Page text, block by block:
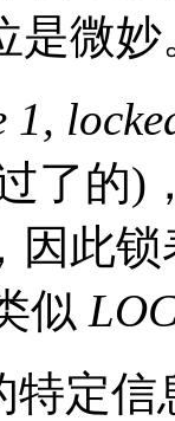
是微妙
1,
了的)
因此
似
特定